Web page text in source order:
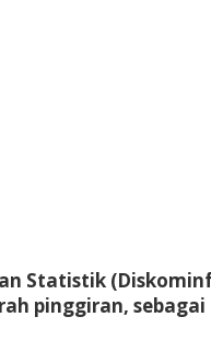
Statistik
pinggiran,